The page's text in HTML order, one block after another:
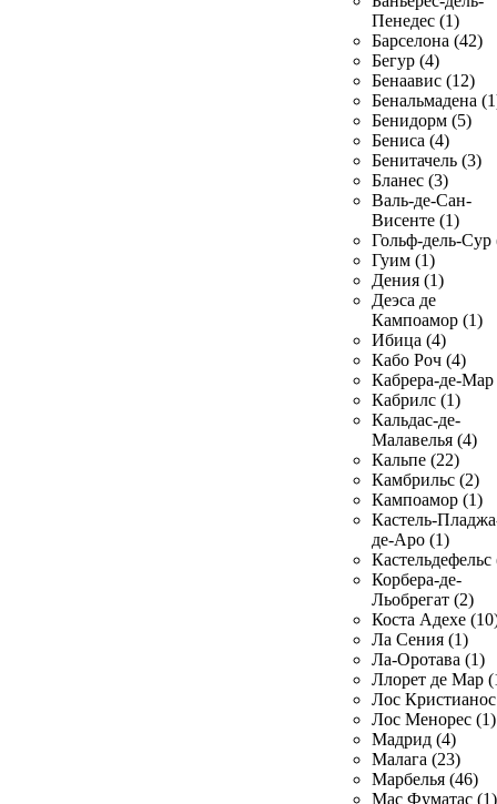
Пенедес (1)
Барселона (42)
Бегур (4)
Бенаавис (12)
Бенальмадена
Бенидорм (5)
Бениса (4)
Бенитачель (3)
Бланес (3)
Валь-де-Сан-
Висенте (1)
Гольф-дель-Сур
Гуим (1)
Дения (1)
Деэса де
Кампоамор (1)
Ибица (4)
Кабо Роч (4)
Кабрера-де-Мар
Кабрилс (1)
Кальдас-де-
Малавелья (4)
Кальпе (22)
Камбрильс (2)
Кампоамор (1)
Кастель-
де-Аро (1)
Кастельдефельс
Корбера-де-
Льобрегат (2)
Коста Адехе
Ла Сения (1)
Ла-Оротава (1)
Ллорет де Мар
Лос
Лос Менорес (1)
Мадрид (4)
Малага (23)
Марбелья (46)
Мас Фуматас (1)